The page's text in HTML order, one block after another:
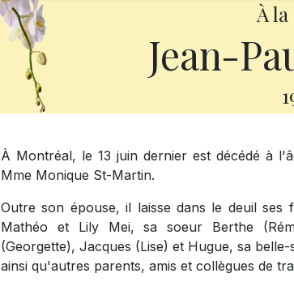
À
Jean-
À Montréal, le 13 juin dernier est décédé à
Mme Monique St-Martin.
Outre son épouse, il laisse dans le deuil ses
Mathéo et Lily Mei, sa soeur Berthe
(Georgette), Jacques (Lise) et Hugue, sa
ainsi qu'autres parents, amis et collègues de